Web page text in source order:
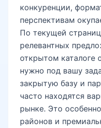
конкуренции,
перспективам
По текущей
релевантных
открытом каталоге
нужно под вашу
закрытую базу и
часто находятся
рынке. Это
районов и